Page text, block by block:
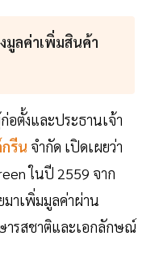
มูลค่าเพิ่มสินค้า
อตั้งและประธานเจ้า
รีน จำกัด เปิดเผยว่า
ในปี 2559 จาก
าเพิ่มมูลค่าผ่าน
ารสชาติและเอกลักษณ์